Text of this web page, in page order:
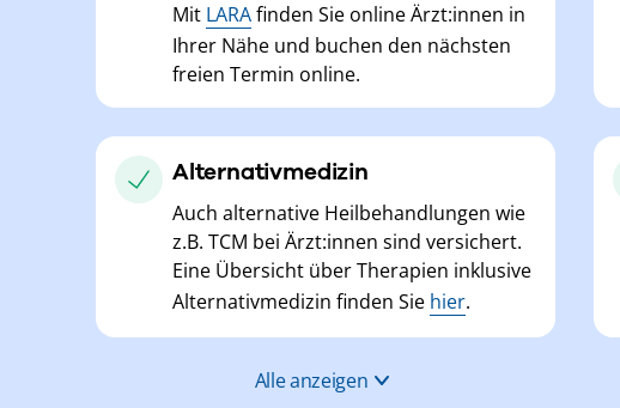
Mit LARAfinden Sie online Ärzt:innen in
Ihrer Nähe und buchen den nächsten
freien Termin online.
Alternativmedizin
Auch alternative Heilbehandlungen wie
z.B. TCM bei Ärzt:innen sind versichert.
Eine Übersicht über Therapien inklusive
Alternativmedizin finden Sie hier.
Alle anzeigen